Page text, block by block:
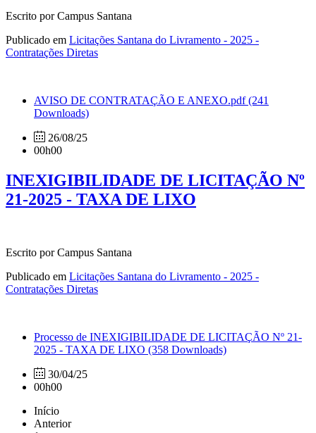
Escrito por Campus Santana
Publicado em Licitações Santana do Livramento - 2025 -
Contratações Diretas
AVISO DE CONTRATAÇÃO E ANEXO.pdf(241
Downloads)
26/08/25
00h00
INEXIGIBILIDADE DE LICITAÇÃO Nº
21-2025 - TAXA DE LIXO
Escrito por Campus Santana
Publicado em Licitações Santana do Livramento - 2025 -
Contratações Diretas
Processo de INEXIGIBILIDADE DE LICITAÇÃO Nº 21-
2025 - TAXA DE LIXO (358 Downloads)
30/04/25
00h00
Início
Anterior